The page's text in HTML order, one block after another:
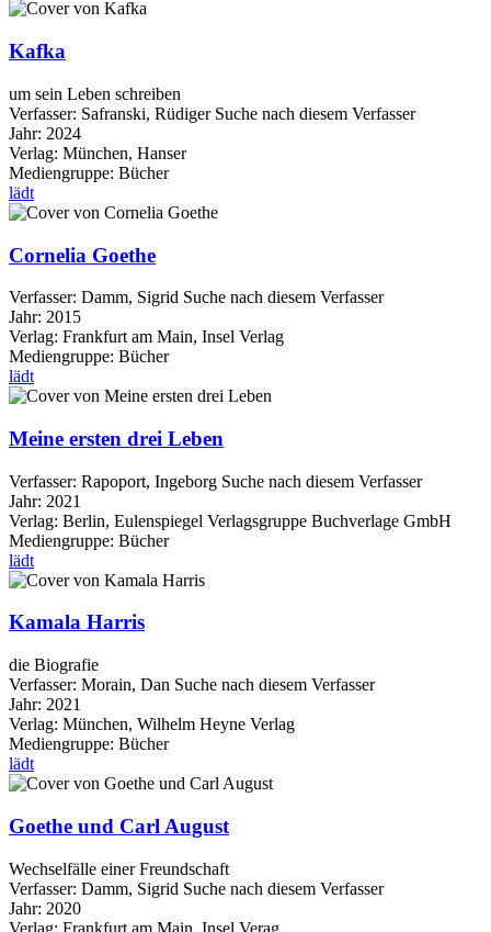
Kafka
um sein Leben schreiben
Verfasser: Safranski, Rüdiger Suche nach diesem Verfasser
Jahr: 2024
Verlag: München, Hanser
Mediengruppe: Bücher
lädt
Cornelia Goethe
Verfasser: Damm, Sigrid Suche nach diesem Verfasser
Jahr: 2015
Verlag: Frankfurt am Main, Insel Verlag
Mediengruppe: Bücher
lädt
Meine ersten drei Leben
Verfasser: Rapoport, Ingeborg Suche nach diesem Verfasser
Jahr: 2021
Verlag: Berlin, Eulenspiegel Verlagsgruppe Buchverlage GmbH
Mediengruppe: Bücher
lädt
Kamala Harris
die Biografie
Verfasser: Morain, Dan Suche nach diesem Verfasser
Jahr: 2021
Verlag: München, Wilhelm Heyne Verlag
Mediengruppe: Bücher
lädt
Goethe und Carl August
Wechselfälle einer Freundschaft
Verfasser: Damm, Sigrid Suche nach diesem Verfasser
Jahr: 2020
Verlag: Frankfurt am Main, Insel Verag